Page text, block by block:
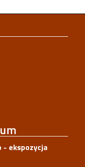
- ekspozycja